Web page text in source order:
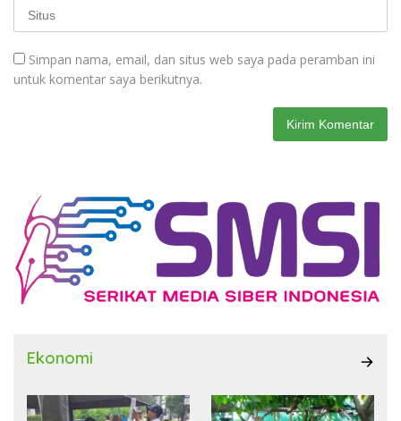
Simpan nama, email, dan situs web saya pada peramban ini
untuk komentar saya berikutnya.
Ekonomi